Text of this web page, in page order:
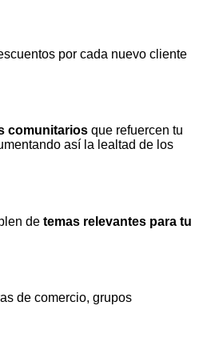
por cada nuevo cliente
comunitarios que refuercen tu
así la lealtad de los
de temas relevantes para tu
de comercio, grupos